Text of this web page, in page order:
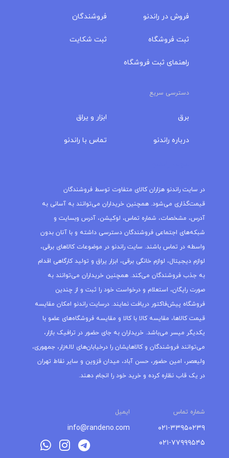
فروش در راندنو
ثبت فروشگاه
راهنمای ثبت فروشگاه
فروشندگان
ثبت شکایت
دسترسی سریع
برق
درباره‌ راندنو
ابزار و یراق
تماس با راندنو
در سایت راندنو هزاران کالای متفاوت توسط فروشندگان
قیمت‌گذاری می‌شود. همچنین خریداران می‌توانند به آسانی به
آدرس، مشخصات، شماره تماس، لوکیشن، آدرس وبسایت و
شبکه‌های اجتماعی فروشندگان دسترسی داشته و با آنان بدون
واسطه در تماس باشند. سایت راندنو در موضوعات کالاهای برقی،
لوازم دیجیتال، لوازم خانگی برقی، ابزار یراق و تولید کارگاهی اقدام
به جذب فروشندگان می‌کند. همچنین خریداران می‌توانند به
صورت رایگان، استعلام و درخواست خود را ثبت و از چندین
فروشگاه پیش‌فاکتور دریافت نمایند. درسایت راندنو امکان مقایسه
قیمت کالاها، مقایسه کالا با کالا و مقایسه فروشگاه‌های عضو با
یکدیگر میسر می‌باشد. خریداران به جای حضور در ترافیک بازار،
می‌توانند فروشندگان و کالاهایشان را درخیابان‌های لاله‌زار، جمهوری،
ولیعصر، امین حضور، حسن آباد، میدان قزوین و سایر نقاط تهران
در یک قاب نظاره کرده و خرید خود را انجام دهند.
شماره تماس ایمیل
۰۲۱-۳۳۹۵۰۲۳۹
۰۲۱-۷۷۹۹۹۵۴۵
info@randeno.com